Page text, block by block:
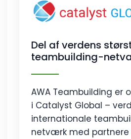
Del af verdens
teambuilding-
AWA Teambuilding er
i Catalyst Global –
internationale
netværk med partnere